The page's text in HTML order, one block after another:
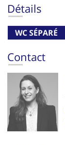
Détails
WC SÉPARÉ
Contact